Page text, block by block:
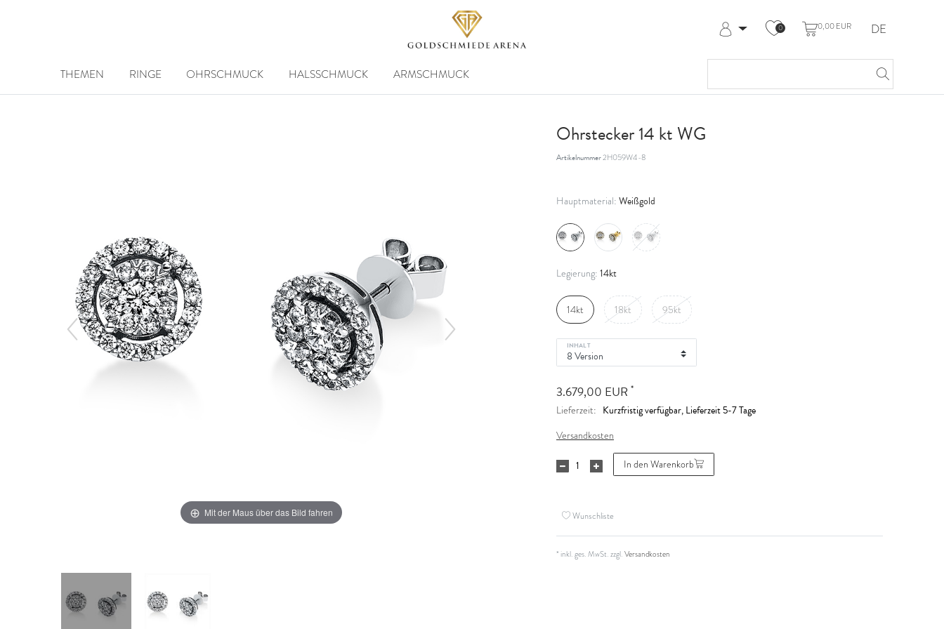
0 0,00 EUR DE
THEMEN RINGE OHRSCHMUCK HALSSCHMUCK ARMSCHMUCK
Mit der Maus über das Bild fahren
Ohrstecker 14 kt WG
Artikelnummer2H059W4-8
Hauptmaterial: Weißgold
Legierung: 14kt
14kt 18kt 95kt
INHALT
3.679,00 EUR *
Lieferzeit: Kurzfristig verfügbar, Lieferzeit 5-7 Tage
Versandkosten
In den Warenkorb
Wunschliste
* inkl. ges. MwSt. zzgl.Versandkosten